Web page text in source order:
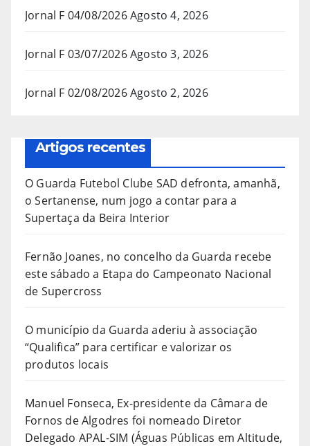
Jornal F 04/08/2026Agosto 4, 2026
Jornal F 03/07/2026Agosto 3, 2026
Jornal F 02/08/2026Agosto 2, 2026
Artigos recentes
O Guarda Futebol Clube SAD defronta, amanhã,
o Sertanense, num jogo a contar para a
Supertaça da Beira Interior
Fernão Joanes, no concelho da Guarda recebe
este sábado a Etapa do Campeonato Nacional
de Supercross
O município da Guarda aderiu à associação
“Qualifica” para certificar e valorizar os
produtos locais
Manuel Fonseca, Ex-presidente da Câmara de
Fornos de Algodres foi nomeado Diretor
Delegado APAL-SIM (Águas Públicas em Altitude,